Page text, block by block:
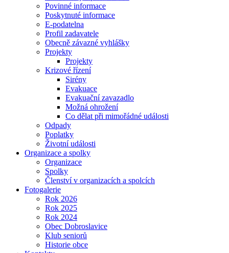
Povinné informace
Poskytnuté informace
E-podatelna
Profil zadavatele
Obecně závazné vyhlášky
Projekty
Projekty
Krizové řízení
Sirény
Evakuace
Evakuační zavazadlo
Možná ohrožení
Co dělat při mimořádné události
Odpady
Poplatky
Životní události
Organizace a spolky
Organizace
Spolky
Členství v organizacích a spolcích
Fotogalerie
Rok 2026
Rok 2025
Rok 2024
Obec Dobroslavice
Klub seniorů
Historie obce